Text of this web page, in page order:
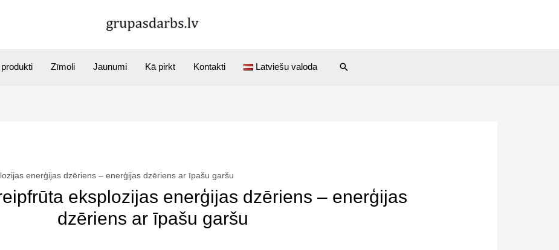
Zīmoli Jaunumi Kā pirkt Kontakti Latviešu valoda Search
enerģijas dzēriens – enerģijas dzēriens ar īpašu garšu
eksplozijas enerģijas dzēriens – enerģijas
dzēriens ar īpašu garšu